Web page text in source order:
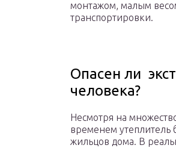
монтажом, малым
транспортировки.
Опасен ли
человека?
Несмотря на
временем утеплитель
жильцов дома. В